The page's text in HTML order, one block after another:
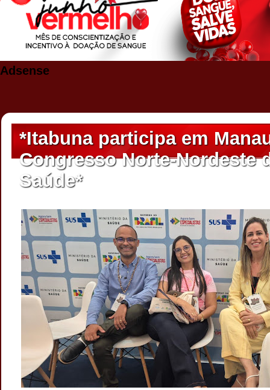
Adsense
*Itabuna participa em
Congresso Norte-Nordeste
Saúde*